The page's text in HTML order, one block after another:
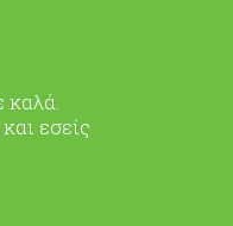
εσείς